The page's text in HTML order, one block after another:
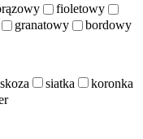
fioletowy
granatowy bordowy
siatka
koronka